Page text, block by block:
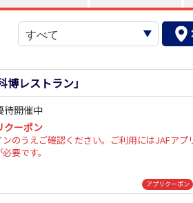
レストラン」
待開催中
クーポン
ンのうえご確認ください。ご利用にはJAFアプ
要です。
アプリクーポン